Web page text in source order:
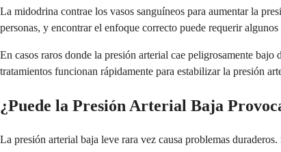
La midodrina contrae los vasos sanguíneos para aumentar la
personas, y encontrar el enfoque correcto puede requerir algunos
En casos raros donde la presión arterial cae peligrosamente
tratamientos funcionan rápidamente para estabilizar la presión
¿Puede la Presión Arterial Baja
La presión arterial baja leve rara vez causa problemas